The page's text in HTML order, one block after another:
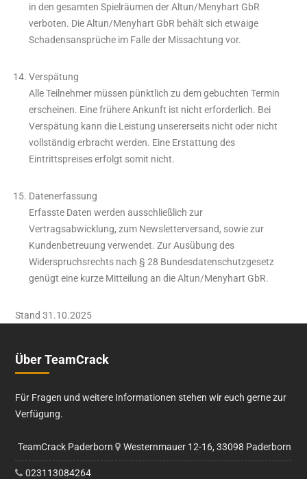
in den gesamten Spielräumen der Altun/Menyhart GbR
verboten. Die Altun/Menyhart GbR behält sich etwaige
Schadensansprüche im Falle der Missachtung vor.
Verspätung
Alle Teilnehmer müssen pünktlich zu dem gebuchten Termin
erscheinen. Eine frühere Ankunft ist nicht erforderlich. Bei
Verspätung kann die Leistung unsererseits nicht oder nicht
vollständig erbracht werden. Eine Erstattung des
Eintrittspreises erfolgt somit nicht.
Datenerfassung
Erfasste Daten werden ausschließlich zur
Vertragsabwicklung, zum Newsletterversand, sowie zur
Kundenbetreuung verwendet. Zur Ausübung des
Widerspruchsrechts nach § 28 Bundesdatenschutzgesetz
genügt eine kurze Mitteilung an die Altun/Menyhart GbR.
Stand 31.10.2025
Über TeamCrack
Für Fragen und weitere Informationen stehen wir euch gerne zur
Verfügung.
TeamCrack Paderborn Westernmauer 12-16, 33098 Paderborn
023113084264